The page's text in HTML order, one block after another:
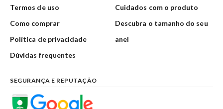
Termos de uso
Como comprar
Política de privacidade
Dúvidas frequentes
Cuidados com o produto
Descubra o tamanho do seu
anel
SEGURANÇA E REPUTAÇÃO